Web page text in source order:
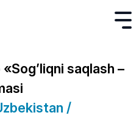
saqlash –
/